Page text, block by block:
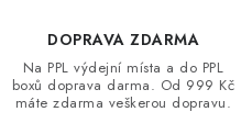
DOPRAVA ZDARMA
Na PPL výdejní místa a do PPL
boxů doprava darma. Od 999 Kč
máte zdarma veškerou dopravu.